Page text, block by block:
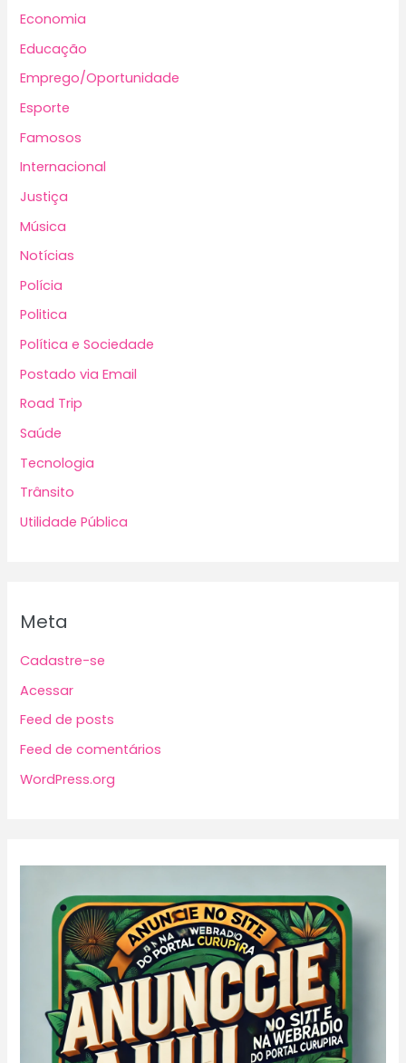
Economia
Educação
Emprego/Oportunidade
Esporte
Famosos
Internacional
Justiça
Música
Notícias
Polícia
Politica
Política e Sociedade
Postado via Email
Road Trip
Saúde
Tecnologia
Trânsito
Utilidade Pública
Meta
Cadastre-se
Acessar
Feed de posts
Feed de comentários
WordPress.org